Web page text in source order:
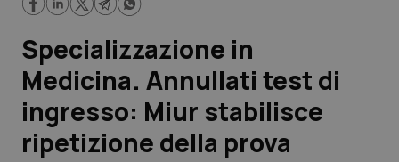
Lavoro e Professioni
Scienza e Farmaci
Studi e Analisi
Specializzazione in
Medicina. Annullati test di
ingresso: Miur stabilisce
ripetizione della prova